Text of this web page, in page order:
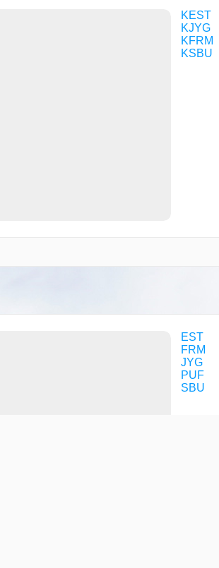
KEST
KJYG
KFRM
KSBU
EST
FRM
JYG
PUF
SBU